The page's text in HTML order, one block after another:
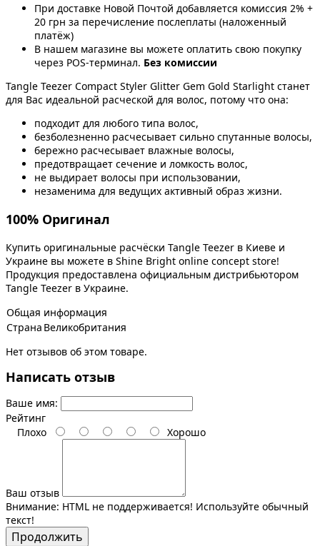
При доставке Новой Почтой добавляется комиссия 2% +
20 грн за перечисление послеплаты (наложенный
платёж)
В нашем магазине вы можете оплатить свою покупку
через POS-терминал. Без комиссии
Tangle Teezer Compact Styler Glitter Gem Gold Starlight станет
для Вас идеальной расческой для волос, потому что она:
подходит для любого типа волос,
безболезненно расчесывает сильно спутанные волосы,
бережно расчесывает влажные волосы,
предотвращает сечение и ломкость волос,
не выдирает волосы при использовании,
незаменима для ведущих активный образ жизни.
100% Оригинал
Купить оригинальные расчёски Tangle Teezer в Киеве и
Украине вы можете в Shine Bright online concept store!
Продукция предоставлена официальным дистрибьютором
Tangle Teezer в Украине.
Общая информация
Страна Великобритания
Нет отзывов об этом товаре.
Написать отзыв
Ваше имя:
Рейтинг
Плохо
Хорошо
Ваш отзыв
Внимание: HTML не поддерживается! Используйте обычный
текст!
Продолжить